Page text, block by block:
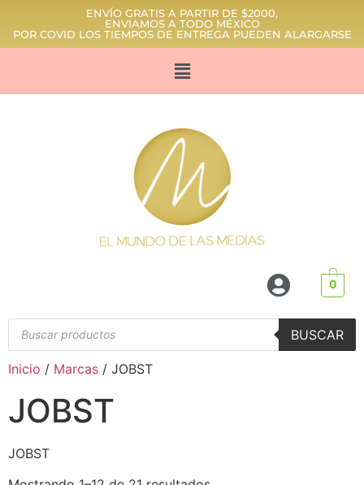
ENVÍO GRATIS A PARTIR DE $2000,
ENVIAMOS A TODO MÉXICO
POR COVID LOS TIEMPOS DE ENTREGA PUEDEN ALARGARSE
0
BUSCAR
Inicio / Marcas / JOBST
JOBST
JOBST